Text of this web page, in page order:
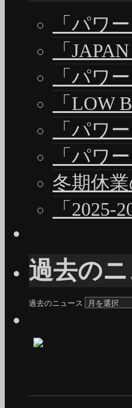
「パワ
「
「パワ
「LOW
「パワ
「パワ
冬期休
「
過去の
過去のニュース